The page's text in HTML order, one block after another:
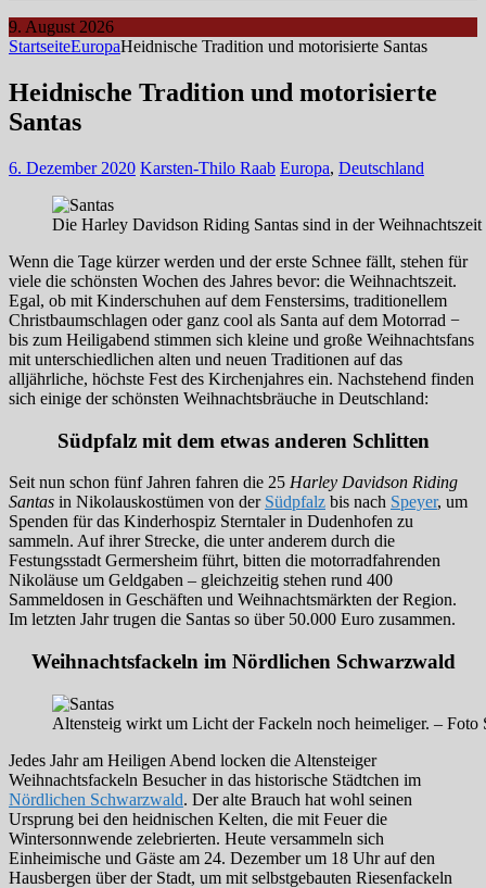
9. August 2026
StartseiteEuropaHeidnische Tradition und motorisierte Santas
Heidnische Tradition und motorisierte
Santas
6. Dezember 2020 Karsten-Thilo Raab Europa, Deutschland
Die Harley Davidson Riding Santas sind in der
Wenn die Tage kürzer werden und der erste Schnee fällt, stehen für
viele die schönsten Wochen des Jahres bevor: die Weihnachtszeit.
Egal, ob mit Kinderschuhen auf dem Fenstersims, traditionellem
Christbaumschlagen oder ganz cool als Santa auf dem Motorrad −
bis zum Heiligabend stimmen sich kleine und große Weihnachtsfans
mit unterschiedlichen alten und neuen Traditionen auf das
alljährliche, höchste Fest des Kirchenjahres ein. Nachstehend finden
sich einige der schönsten Weihnachtsbräuche in Deutschland:
Südpfalz mit dem etwas anderen Schlitten
Seit nun schon fünf Jahren fahren die 25 Harley Davidson Riding
Santas in Nikolauskostümen von der Südpfalz bis nach Speyer, um
Spenden für das Kinderhospiz Sterntaler in Dudenhofen zu
sammeln. Auf ihrer Strecke, die unter anderem durch die
Festungsstadt Germersheim führt, bitten die motorradfahrenden
Nikoläuse um Geldgaben – gleichzeitig stehen rund 400
Sammeldosen in Geschäften und Weihnachtsmärkten der Region.
Im letzten Jahr trugen die Santas so über 50.000 Euro zusammen.
Weihnachtsfackeln im Nördlichen Schwarzwald
Altensteig wirkt um Licht der Fackeln noch heimeliger. – Foto
Jedes Jahr am Heiligen Abend locken die Altensteiger
Weihnachtsfackeln Besucher in das historische Städtchen im
Nördlichen Schwarzwald. Der alte Brauch hat wohl seinen
Ursprung bei den heidnischen Kelten, die mit Feuer die
Wintersonnwende zelebrierten. Heute versammeln sich
Einheimische und Gäste am 24. Dezember um 18 Uhr auf den
Hausbergen über der Stadt, um mit selbstgebauten Riesenfackeln